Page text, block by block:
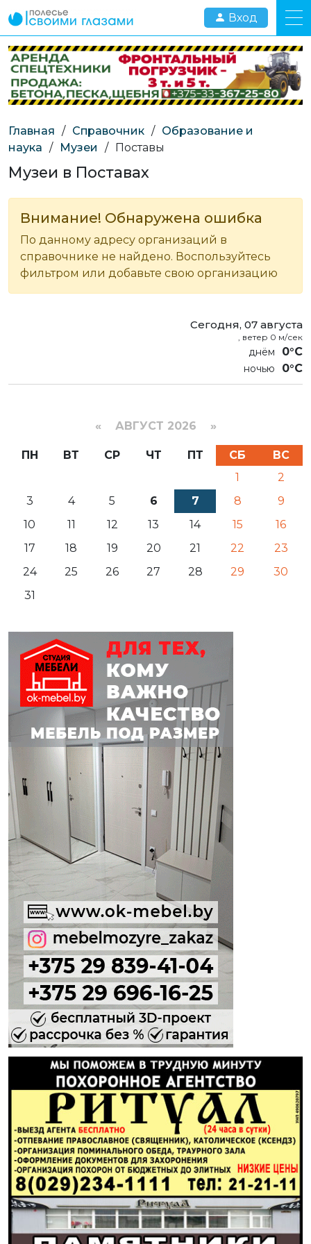
Вход
Главная / Справочник / Образование и
наука / Музеи / Поставы
Музеи в Поставах
Внимание! Обнаружена ошибка
По данному адресу организаций в
справочнике не найдено. Воспользуйтесь
фильтром или добавьте свою организацию
Сегодня, 07 августа
, ветер 0 м/сек
0°C
0°C
« АВГУСТ 2026 »
ПН ВТ СР ЧТ ПТ СБ
ВС
1
2
3
4 5 6 7 8
9
10
11 12 13 14 15
16
17
18 19 20 21 22
23
24
25 26 27 28 29
30
31